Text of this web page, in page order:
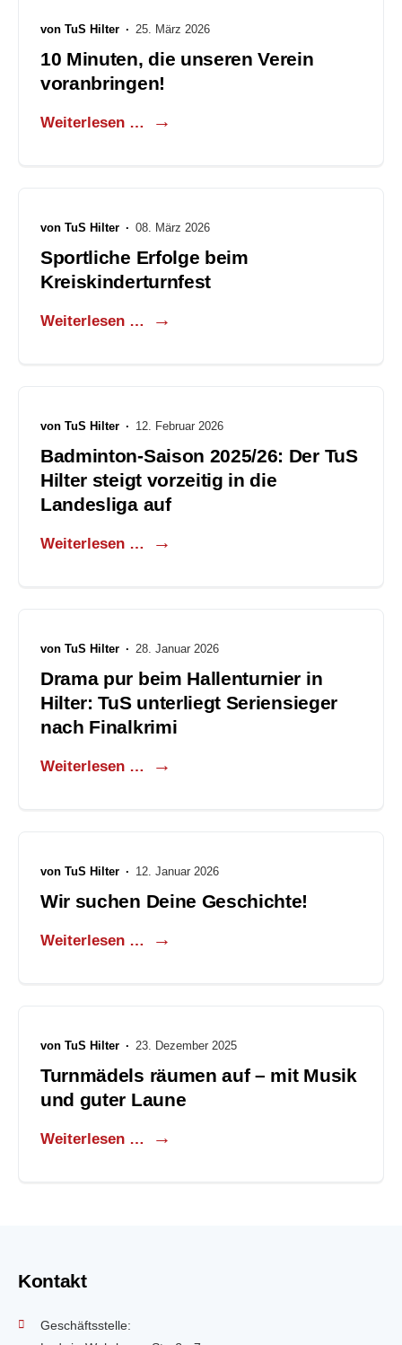
von TuS Hilter · 25. März 2026
10 Minuten, die unseren Verein
voranbringen!
Weiterlesen …
von TuS Hilter · 08. März 2026
Sportliche Erfolge beim
Kreiskinderturnfest
Weiterlesen …
von TuS Hilter · 12. Februar 2026
Badminton-Saison 2025/26: Der TuS
Hilter steigt vorzeitig in die
Landesliga auf
Weiterlesen …
von TuS Hilter · 28. Januar 2026
Drama pur beim Hallenturnier in
Hilter: TuS unterliegt Seriensieger
nach Finalkrimi
Weiterlesen …
von TuS Hilter · 12. Januar 2026
Wir suchen Deine Geschichte!
Weiterlesen …
von TuS Hilter · 23. Dezember 2025
Turnmädels räumen auf – mit Musik
und guter Laune
Weiterlesen …
Kontakt
Geschäftsstelle: